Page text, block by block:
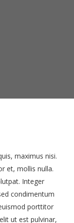
maximus nisi.
et, mollis nulla.
Integer
condimentum
porttitor
ut est pulvinar,